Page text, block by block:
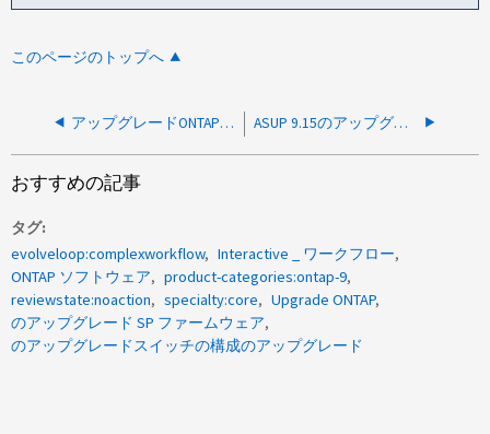
このページのトップへ
アップグレードONTAP に1つのノードのブートエラーで失敗しました ASUP 9.15のアップグレード/リバートタスクの実行中にアプリ後フェーズでアップグレードが失敗する
おすすめの記事
タグ
evolveloop:complexworkflow
Interactive _ ワークフロー
ONTAP ソフトウェア
product-categories:ontap-9
reviewstate:noaction
specialty:core
Upgrade ONTAP
のアップグレード SP ファームウェア
のアップグレードスイッチの構成のアップグレード